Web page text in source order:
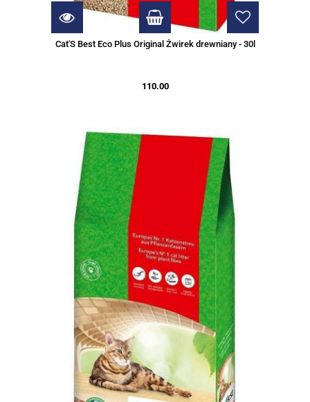
Cat'S Best Eco Plus Original Żwirek drewniany - 30l
110.00